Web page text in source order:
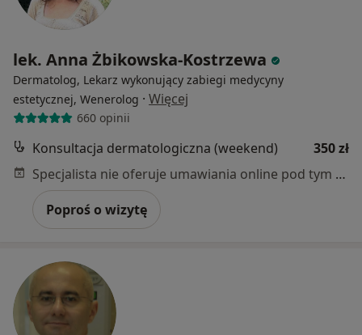
lek. Anna Żbikowska-Kostrzewa
Dermatolog, Lekarz wykonujący zabiegi medycyny
estetycznej, Wenerolog · Więcej
660 opinii
Konsultacja dermatologiczna (weekend)
350 zł
Specjalista nie oferuje umawiania online pod tym adresem.
Poproś o wizytę